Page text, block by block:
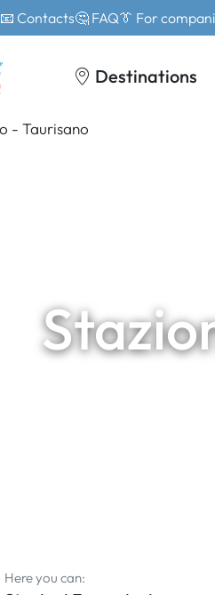
📧 Contacts🤔 FAQ👔 For
Destinations
Here you can: